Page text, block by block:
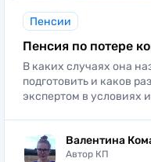
Пенсии
Пенсия по потере
В каких случаях она
подготовить и каков
экспертом в условиях
Валентина
Автор КП